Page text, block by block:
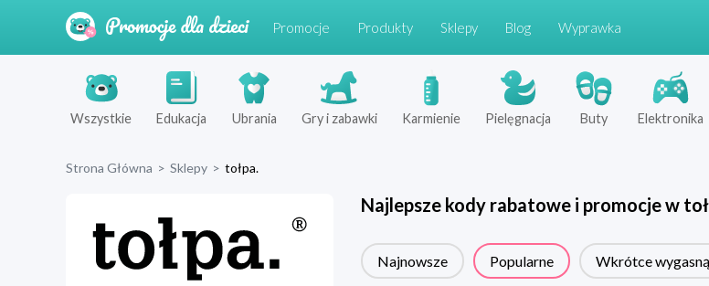
Promocje Produkty Sklepy Blog Wyprawka
Wszystkie Edukacja Ubrania Gry i zabawki Karmienie Pielęgnacja Buty Elektronika
Strona Główna > Sklepy > tołpa.
Najlepsze kody rabatowe i promocje w
Najnowsze Popularne Wkrótce wygasną